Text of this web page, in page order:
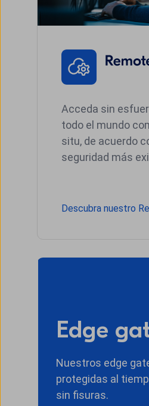
Acceda sin
todo el mundo
situ, de acuerdo
seguridad más
Descubra nuestro
Edge
Nuestros edge
protegidas al
sin fisuras.